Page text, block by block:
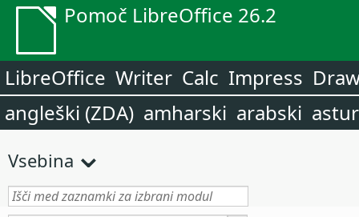
Pomoč LibreOffice 26.2
LibreOffice Writer Calc Impress
angleški (ZDA) amharski arabski
Vsebina